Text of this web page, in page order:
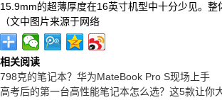
15.9mm的超薄厚度在16英寸机型中十分少见。整
（文中图片来源于网络
相关阅读
798克的笔记本？华为MateBook Pro S现场上手
高考后的第一台高性能笔记本怎么选？这5款让你